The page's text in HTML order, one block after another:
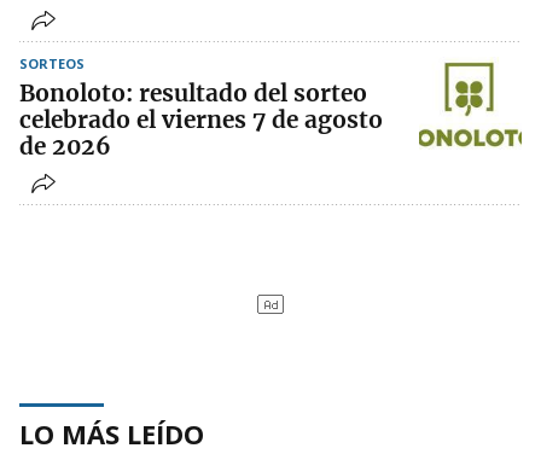
SORTEOS
Bonoloto: resultado del sorteo
celebrado el viernes 7 de agosto
de 2026
LO MÁS LEÍDO